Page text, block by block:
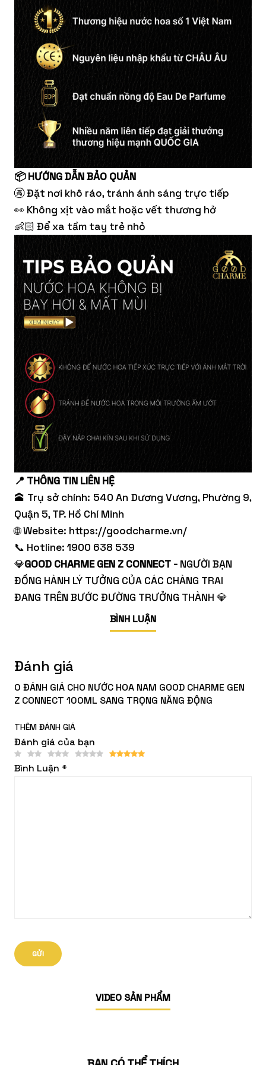
📦 HƯỚNG DẪN BẢO QUẢN
🚱 Đặt nơi khô ráo, tránh ánh sáng trực tiếp
👀 Không xịt vào mắt hoặc vết thương hở
👶🏻 Để xa tầm tay trẻ nhỏ
📍 THÔNG TIN LIÊN HỆ
🕋 Trụ sở chính: 540 An Dương Vương, Phường 9,
Quận 5, TP. Hồ Chí Minh
🌐 Website: https://goodcharme.vn/
📞 Hotline: 1900 638 539
💎GOOD CHARME GEN Z CONNECT - NGƯỜI BẠN
ĐỒNG HÀNH LÝ TƯỞNG CỦA CÁC CHÀNG TRAI
ĐANG TRÊN BƯỚC ĐƯỜNG TRƯỞNG THÀNH 💎
BÌNH LUẬN
Đánh giá
0 ĐÁNH GIÁ CHO NƯỚC HOA NAM GOOD CHARME GEN
Z CONNECT 100ML SANG TRỌNG NĂNG ĐỘNG
THÊM ĐÁNH GIÁ
Đánh giá của bạn
Bình Luận *
VIDEO SẢN PHẨM